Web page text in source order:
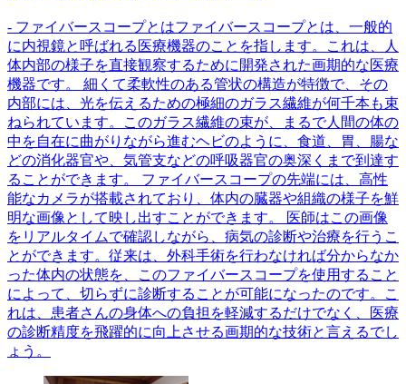
- ファイバースコープとはファイバースコープとは、一般的
に内視鏡と呼ばれる医療機器のことを指します。これは、人
体内部の様子を直接観察するために開発された画期的な医療
機器です。 細くて柔軟性のある管状の構造が特徴で、その
内部には、光を伝えるための極細のガラス繊維が何千本も束
ねられています。このガラス繊維の束が、まるで人間の体の
中を自在に曲がりながら進むヘビのように、食道、胃、腸な
どの消化器官や、気管支などの呼吸器官の奥深くまで到達す
ることができます。 ファイバースコープの先端には、高性
能なカメラが搭載されており、体内の臓器や組織の様子を鮮
明な画像として映し出すことができます。 医師はこの画像
をリアルタイムで確認しながら、病気の診断や治療を行うこ
とができます。従来は、外科手術を行わなければ分からなか
った体内の状態を、このファイバースコープを使用すること
によって、切らずに診断することが可能になったのです。こ
れは、患者さんの身体への負担を軽減するだけでなく、医療
の診断精度を飛躍的に向上させる画期的な技術と言えるでし
ょう。